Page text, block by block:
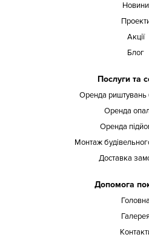
Новини
Акції
Блог
Послуги та
Оренда риштувань
Оренда
Оренда
Монтаж
Доставка
Допомога
Головна